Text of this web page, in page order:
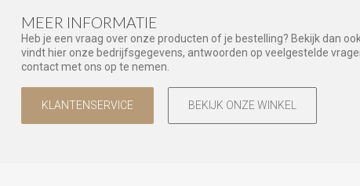
MEER INFORMATIE
Heb je een vraag over onze producten of je bestelling? Bekijk dan
vindt hier onze bedrijfsgegevens, antwoorden op veelgestelde
contact met ons op te nemen.
KLANTENSERVICE BEKIJK ONZE WINKEL